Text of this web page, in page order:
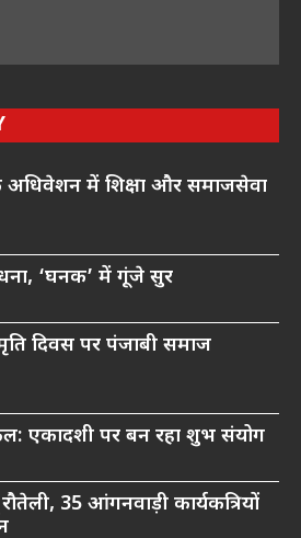
अधिवेशन में शिक्षा और समाजसेवा
‘घनक’ में गूंजे सुर
दिवस पर पंजाबी समाज
एकादशी पर बन रहा शुभ संयोग
35 आंगनवाड़ी कार्यकत्रियों